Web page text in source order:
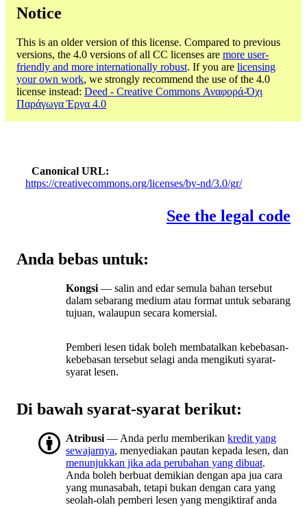
Notice
This is an older version of this license. Compared to previous
versions, the 4.0 versions of all CC licenses are more user-
friendly and more internationally robust. If you are licensing
your own work, we strongly recommend the use of the 4.0
license instead: Deed - Creative Commons Αναφορά-Όχι
Παράγωγα Έργα 4.0
Canonical URL
https://creativecommons.org/licenses/by-nd/3.0/gr/
See the legal code
Anda bebas untuk:
Kongsi — salin and edar semula bahan tersebut
dalam sebarang medium atau format untuk sebarang
tujuan, walaupun secara komersial.
Pemberi lesen tidak boleh membatalkan kebebasan-
kebebasan tersebut selagi anda mengikuti syarat-
syarat lesen.
Di bawah syarat-syarat berikut:
Atribusi — Anda perlu memberikan kredit yang
sewajarnya, menyediakan pautan kepada lesen, dan
menunjukkan jika ada perubahan yang dibuat.
Anda boleh berbuat demikian dengan apa jua cara
yang munasabah, tetapi bukan dengan cara yang
seolah-olah pemberi lesen yang mengiktiraf anda